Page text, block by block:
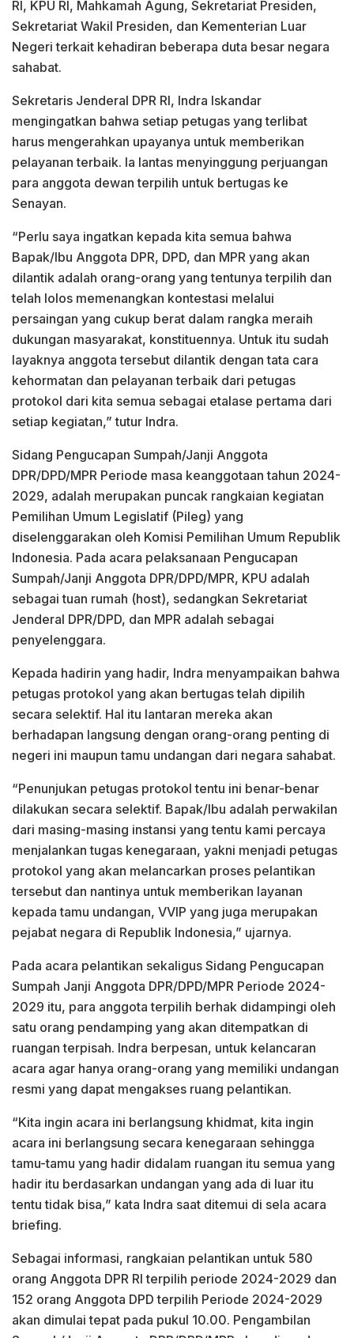
RI, KPU RI, Mahkamah Agung, Sekretariat Presiden,
Sekretariat Wakil Presiden, dan Kementerian Luar
Negeri terkait kehadiran beberapa duta besar negara
sahabat.
Sekretaris Jenderal DPR RI, Indra Iskandar
mengingatkan bahwa setiap petugas yang terlibat
harus mengerahkan upayanya untuk memberikan
pelayanan terbaik. Ia lantas menyinggung perjuangan
para anggota dewan terpilih untuk bertugas ke
Senayan.
“Perlu saya ingatkan kepada kita semua bahwa
Bapak/Ibu Anggota DPR, DPD, dan MPR yang akan
dilantik adalah orang-orang yang tentunya terpilih dan
telah lolos memenangkan kontestasi melalui
persaingan yang cukup berat dalam rangka meraih
dukungan masyarakat, konstituennya. Untuk itu sudah
layaknya anggota tersebut dilantik dengan tata cara
kehormatan dan pelayanan terbaik dari petugas
protokol dari kita semua sebagai etalase pertama dari
setiap kegiatan,” tutur Indra.
Sidang Pengucapan Sumpah/Janji Anggota
DPR/DPD/MPR Periode masa keanggotaan tahun 2024-
2029, adalah merupakan puncak rangkaian kegiatan
Pemilihan Umum Legislatif (Pileg) yang
diselenggarakan oleh Komisi Pemilihan Umum Republik
Indonesia. Pada acara pelaksanaan Pengucapan
Sumpah/Janji Anggota DPR/DPD/MPR, KPU adalah
sebagai tuan rumah (host), sedangkan Sekretariat
Jenderal DPR/DPD, dan MPR adalah sebagai
penyelenggara.
Kepada hadirin yang hadir, Indra menyampaikan bahwa
petugas protokol yang akan bertugas telah dipilih
secara selektif. Hal itu lantaran mereka akan
berhadapan langsung dengan orang-orang penting di
negeri ini maupun tamu undangan dari negara sahabat.
“Penunjukan petugas protokol tentu ini benar-benar
dilakukan secara selektif. Bapak/Ibu adalah perwakilan
dari masing-masing instansi yang tentu kami percaya
menjalankan tugas kenegaraan, yakni menjadi petugas
protokol yang akan melancarkan proses pelantikan
tersebut dan nantinya untuk memberikan layanan
kepada tamu undangan, VVIP yang juga merupakan
pejabat negara di Republik Indonesia,” ujarnya.
Pada acara pelantikan sekaligus Sidang Pengucapan
Sumpah Janji Anggota DPR/DPD/MPR Periode 2024-
2029 itu, para anggota terpilih berhak didampingi oleh
satu orang pendamping yang akan ditempatkan di
ruangan terpisah. Indra berpesan, untuk kelancaran
acara agar hanya orang-orang yang memiliki undangan
resmi yang dapat mengakses ruang pelantikan.
“Kita ingin acara ini berlangsung khidmat, kita ingin
acara ini berlangsung secara kenegaraan sehingga
tamu-tamu yang hadir didalam ruangan itu semua yang
hadir itu berdasarkan undangan yang ada di luar itu
tentu tidak bisa,” kata Indra saat ditemui di sela acara
briefing.
Sebagai informasi, rangkaian pelantikan untuk 580
orang Anggota DPR RI terpilih periode 2024-2029 dan
152 orang Anggota DPD terpilih Periode 2024-2029
akan dimulai tepat pada pukul 10.00. Pengambilan